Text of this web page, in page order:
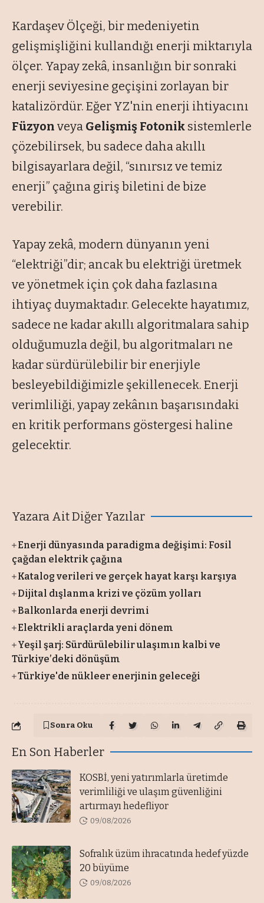
Kardaşev Ölçeği, bir medeniyetin
gelişmişliğini kullandığı enerji miktarıyla
ölçer. Yapay zekâ, insanlığın bir sonraki
enerji seviyesine geçişini zorlayan bir
katalizördür. Eğer YZ'nin enerji ihtiyacını
Füzyon veya Gelişmiş Fotonik sistemlerle
çözebilirsek, bu sadece daha akıllı
bilgisayarlara değil, “sınırsız ve temiz
enerji” çağına giriş biletini de bize
verebilir.
Yapay zekâ, modern dünyanın yeni
“elektriği”dir; ancak bu elektriği üretmek
ve yönetmek için çok daha fazlasına
ihtiyaç duymaktadır. Gelecekte hayatımız,
sadece ne kadar akıllı algoritmalara sahip
olduğumuzla değil, bu algoritmaları ne
kadar sürdürülebilir bir enerjiyle
besleyebildiğimizle şekillenecek. Enerji
verimliliği, yapay zekânın başarısındaki
en kritik performans göstergesi haline
gelecektir.
Yazara Ait Diğer Yazılar
Enerji dünyasında paradigma değişimi: Fosil
çağdan elektrik çağına
Katalog verileri ve gerçek hayat karşı karşıya
Dijital dışlanma krizi ve çözüm yolları
Balkonlarda enerji devrimi
Elektrikli araçlarda yeni dönem
Yeşil şarj: Sürdürülebilir ulaşımın kalbi ve
Türkiye’deki dönüşüm
Türkiye'de nükleer enerjinin geleceği
Sonra Oku
En Son Haberler
KOSBİ, yeni yatırımlarla üretimde
verimliliği ve ulaşım güvenliğini
artırmayı hedefliyor
09/08/2026
Sofralık üzüm ihracatında hedef yüzde
20 büyüme
09/08/2026